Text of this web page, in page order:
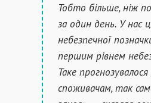
Тобто більше, ніж
за один день. У нас
небезпечної
першим рівнем
Таке
споживачам, так